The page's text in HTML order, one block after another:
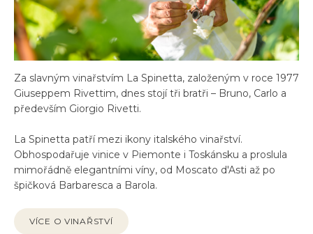
Za slavným vinařstvím La Spinetta, založeným v roce 1977
Giuseppem Rivettim, dnes stojí tři bratři – Bruno, Carlo a
především Giorgio Rivetti.
La Spinetta patří mezi ikony italského vinařství.
Obhospodařuje vinice v Piemonte i Toskánsku a proslula
mimořádně elegantními víny, od Moscato d'Asti až po
špičková Barbaresca a Barola.
VÍCE O VINAŘSTVÍ